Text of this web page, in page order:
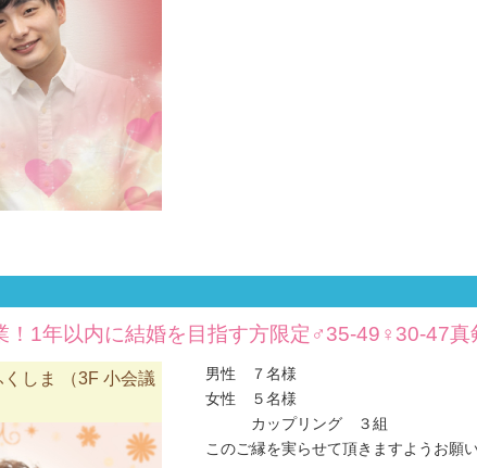
！1年以内に結婚を目指す方限定♂35-49♀30-47
しま （3F 小会議
男性 ７名様
女性 ５名様
カップリング ３組
このご縁を実らせて頂きますようお願